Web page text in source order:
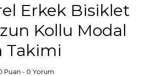
Erkek Bisiklet
Kollu Modal
Takimi
Puan - 0 Yorum